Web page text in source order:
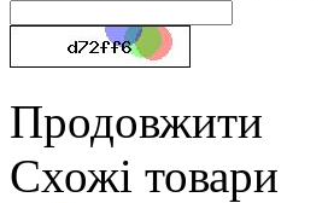
Продовжити
Схожі товари